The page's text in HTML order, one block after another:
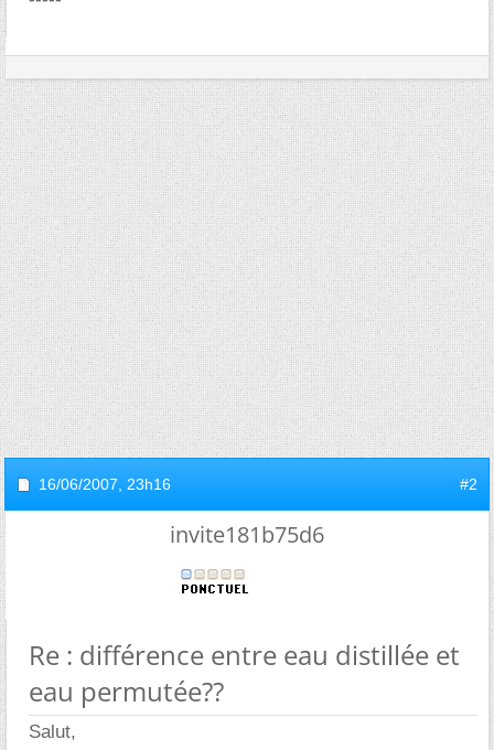
16/06/2007, 23h16 #2
invite181b75d6
Re : différence entre eau distillée et
eau permutée??
Salut,